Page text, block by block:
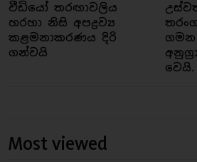
වීඩියෝ තරඟාවලිය
හරහා නිසි අපද්‍රව්‍ය
කළමනාකරණය දිරි
ගන්වයි
ගමන
වෙයි.
Most viewed